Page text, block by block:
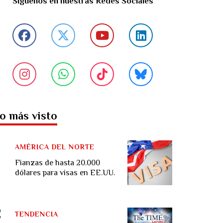
más visto
Fianzas de hasta 20.000
dólares para visas en EE.UU.
AMÉRICA DEL NORTE
TENDENCIA